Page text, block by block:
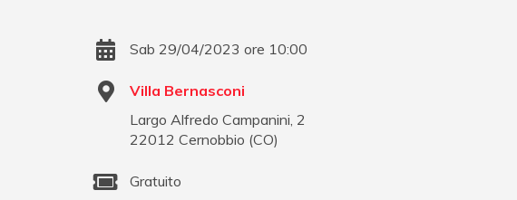
Sab 29/04/2023 ore 10:00
Villa Bernasconi
Largo Alfredo Campanini, 2
22012 Cernobbio (CO)
Gratuito